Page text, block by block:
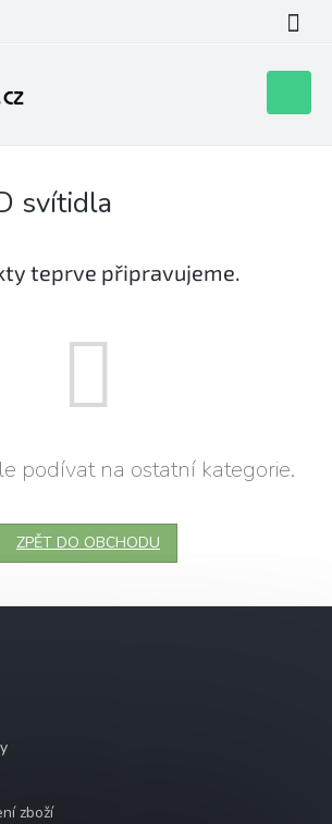
košík
svítidla
teprve připravujeme.
podívat na ostatní kategorie.
ZPĚT DO OBCHODU
zboží